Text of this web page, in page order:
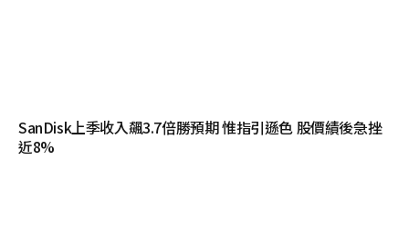
SanDisk上季收入飆3.7倍勝預期 惟指引遜色 股價績後急挫
近8%